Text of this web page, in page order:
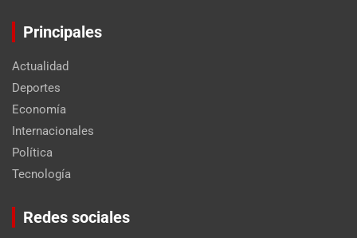
Principales
Actualidad
Deportes
Economía
Internacionales
Política
Tecnología
Redes sociales